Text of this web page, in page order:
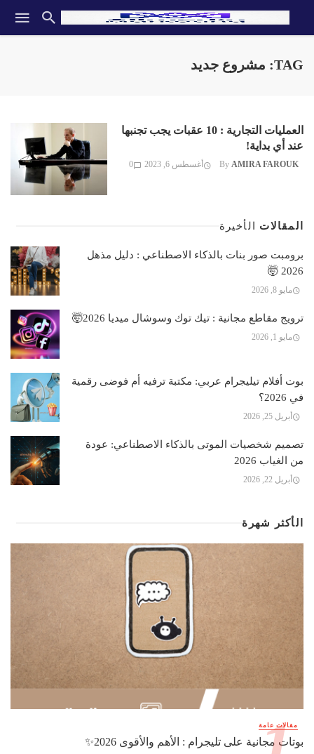
TAG: مشروع جديد
العمليات التجارية : 10 عقبات يجب تجنبها
عند أي بداية!
By AMIRA FAROUK أغسطس 6, 2023 0
المقالات الأخيرة
برومبت صور بنات بالذكاء الاصطناعي : دليل مذهل
2026 🤯
مايو 8, 2026
ترويج مقاطع مجانية : تيك توك وسوشال ميديا 2026🤯
مايو 1, 2026
بوت أفلام تيليجرام عربي: مكتبة ترفيه أم فوضى رقمية
في 2026؟
أبريل 25, 2026
تصميم شخصيات الموتى بالذكاء الاصطناعي: عودة
من الغياب 2026
أبريل 22, 2026
الأكثر شهرة
مقالات عامة
بوتات مجانية على تليجرام : الأهم والأقوى 2026✨️